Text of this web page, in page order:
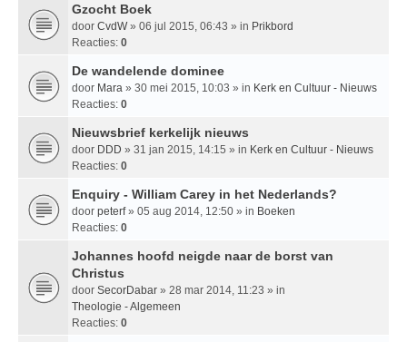
Gzocht Boek
door CvdW» 06 jul 2015, 06:43 » in Prikbord
Reacties: 0
De wandelende dominee
door Mara » 30 mei 2015, 10:03 » in Kerk en Cultuur - Nieuws
Reacties: 0
Nieuwsbrief kerkelijk nieuws
door DDD » 31 jan 2015, 14:15 » in Kerk en Cultuur - Nieuws
Reacties: 0
Enquiry - William Carey in het Nederlands?
door peterf» 05 aug 2014, 12:50 » in Boeken
Reacties: 0
Johannes hoofd neigde naar de borst van
Christus
door SecorDabar » 28 mar 2014, 11:23 » in
Theologie - Algemeen
Reacties: 0